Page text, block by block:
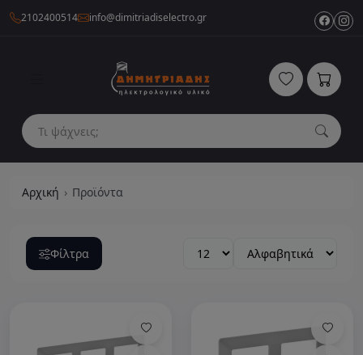
2102400514 info@dimitriadiselectro.gr
Αρχική Προϊόντα
Φίλτρα